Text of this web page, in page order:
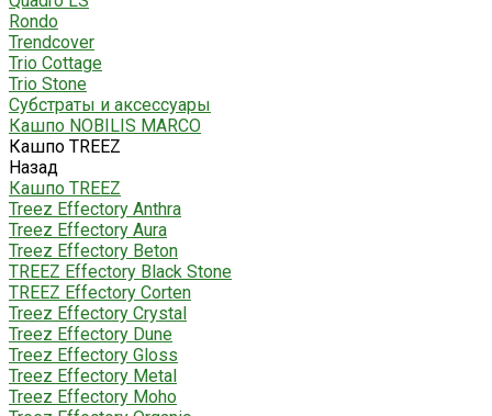
Rondo
Trendcover
Trio Cottage
Trio Stone
Субстраты и аксессуары
Кашпо NOBILIS MARCO
Кашпо TREEZ
Назад
Кашпо TREEZ
Treez Effectory Anthra
Treez Effectory Aura
Treez Effectory Beton
TREEZ Effectory Black Stone
TREEZ Effectory Corten
Treez Effectory Crystal
Treez Effectory Dune
Treez Effectory Gloss
Treez Effectory Metal
Treez Effectory Moho